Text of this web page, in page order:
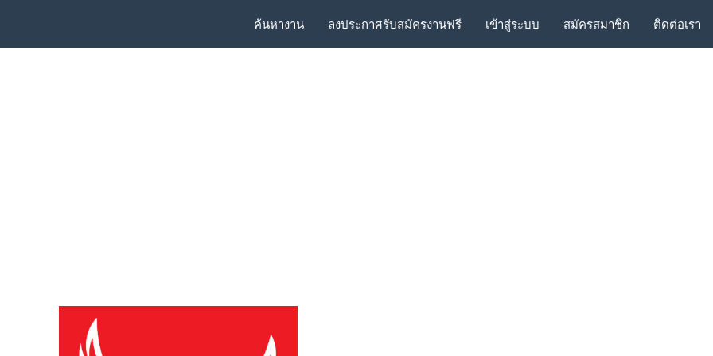
ค้นหางาน ลงประกาศรับสมัครงานฟรี เข้าสู่ระบบ สมัครสมาชิก ติดต่อเรา